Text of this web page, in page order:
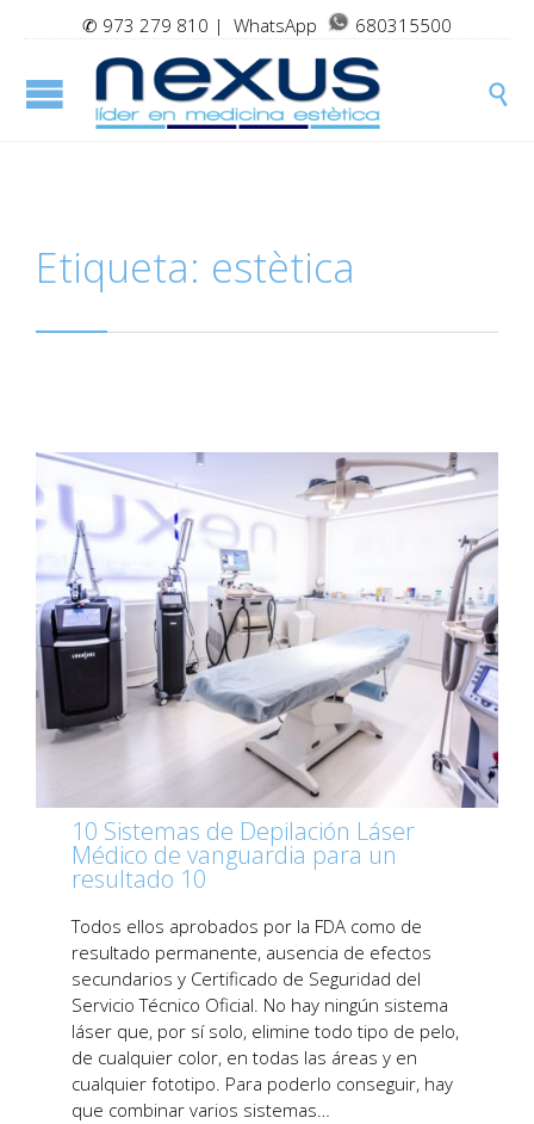
✆ 973 279 810 | WhatsApp 680315500

Etiqueta: estètica
10 Sistemas de Depilación Láser
Médico de vanguardia para un
resultado 10
Todos ellos aprobados por la FDA como de
resultado permanente, ausencia de efectos
secundarios y Certificado de Seguridad del
Servicio Técnico Oficial. No hay ningún sistema
láser que, por sí solo, elimine todo tipo de pelo,
de cualquier color, en todas las áreas y en
cualquier fototipo. Para poderlo conseguir, hay
que combinar varios sistemas…